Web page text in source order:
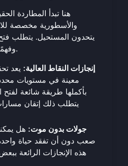
هنا تبدأ المطاردة
والأسطورية مخصصة
يتحدون المستحيل. يتطلب
وفهمًا عميقًا لآليات اللعبة.
إنجازات النقاط العالية: يعد
معينة في مستويات
بأكملها طريقة شائعة لفتح
يتطلب ذلك إتقان
جولات بدون موت: هل
صعب دون أن تفقد حياة
هذه الإنجازات الرائعة